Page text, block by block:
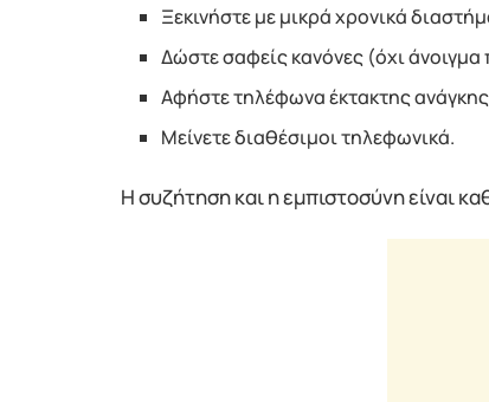
Ξεκινήστε με μικρά χρονικά
Δώστε σαφείς κανόνες (όχι
Αφήστε τηλέφωνα έκτακτης
Μείνετε διαθέσιμοι τηλεφωνικά.
Η συζήτηση και η εμπιστοσύνη είναι